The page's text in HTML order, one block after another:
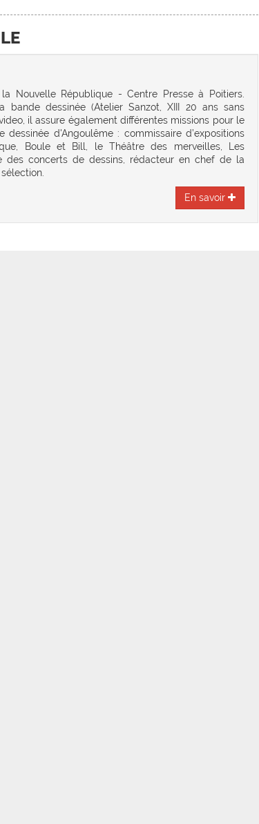
Nouvelle République - Centre Presse à Poitiers.
bande dessinée (Atelier Sanzot, XIII 20 ans sans
il assure également différentes missions pour le
d'Angoulême : commissaire d’expositions
Boule et Bill, le Théâtre des merveilles, Les
des concerts de dessins, rédacteur en chef de la
En savoir